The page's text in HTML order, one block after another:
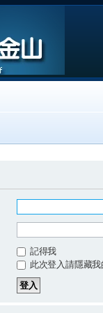
記得我
此次登入請隱藏